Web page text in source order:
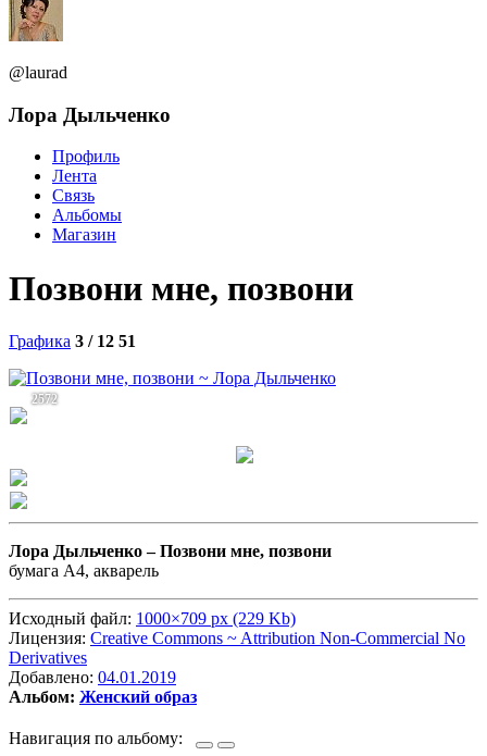
@laurad
Лора Дыльченко
Профиль
Лента
Связь
Альбомы
Магазин
Позвони мне, позвони
Графика 3 / 12 51
2572
Лора Дыльченко –Позвони мне, позвони
бумага А4, акварель
Исходный файл: 1000×709 px (229 Kb)
Лицензия: Creative Commons ~ Attribution Non-Commercial No
Derivatives
Добавлено: 04.01.2019
Альбом: Женский образ
Навигация по альбому: